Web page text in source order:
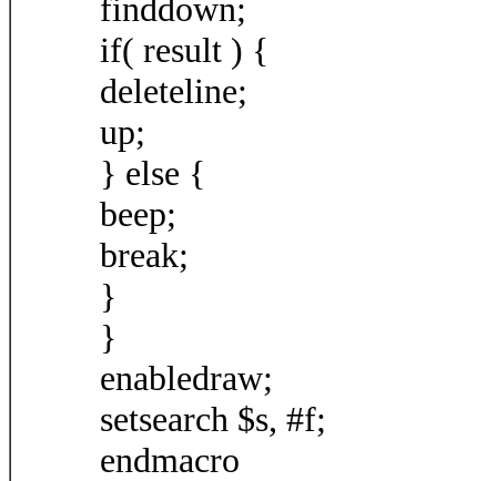
finddown;
if( result ) {
deleteline;
up;
} else {
beep;
break;
}
}
enabledraw;
setsearch $s, #f;
endmacro